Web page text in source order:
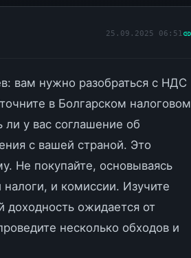
25.09.2025 06:51
вам нужно разобраться с НДС
в Болгарском налоговом
ли у вас соглашение об
с вашей страной. Это
Не покупайте, основываясь
налоги, и комиссии. Изучите
доходность ожидается от
несколько обходов и